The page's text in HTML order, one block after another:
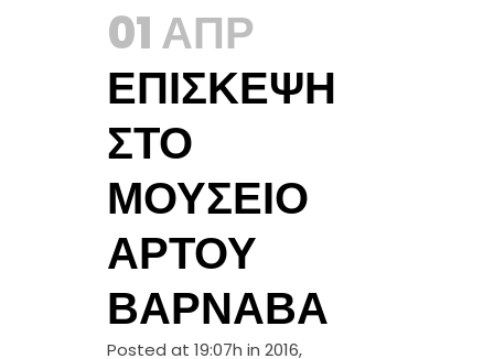
01 ΑΠΡ
ΕΠΊΣΚΕΨΗ
ΣΤΟ
ΜΟΥΣΕΊΟ
ΆΡΤΟΥ
ΒΑΡΝΆΒΑ
Posted at 19:07h in 2016,